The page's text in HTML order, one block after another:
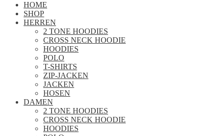
HOME
SHOP
HERREN
2 TONE HOODIES
CROSS NECK HOODIE
HOODIES
POLO
T-SHIRTS
ZIP-JACKEN
JACKEN
HOSEN
DAMEN
2 TONE HOODIES
CROSS NECK HOODIE
HOODIES